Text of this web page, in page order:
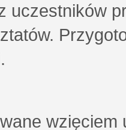
uczestników
wzięciem